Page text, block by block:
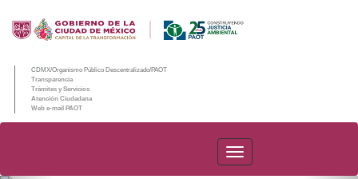
CDMX/Organismo Público Descentralizado/PAOT
Transparencia
Trámites y Servicios
Atención Ciudadana
Web e-mail PAOT
PAOT